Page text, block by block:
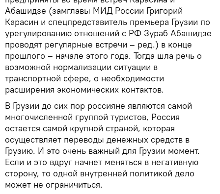
Абашидзе (замглавы МИД России Григорий
Карасин и спецпредставитель премьера Грузии по
урегулированию отношений с РФ Зураб Абашидзе
проводят регулярные встречи – ред.) в конце
прошлого – начале этого года. Тогда шла речь о
возможной нормализации ситуации в
транспортной сфере, о необходимости
расширения экономических контактов.
В Грузии до сих пор россияне являются самой
многочисленной группой туристов, Россия
остается самой крупной страной, которая
осуществляет переводы денежных средств в
Грузию. И это очень важный для Грузии момент.
Если и это вдруг начнет меняться в негативную
сторону, то одной внутренней политикой дело
может не ограничиться.